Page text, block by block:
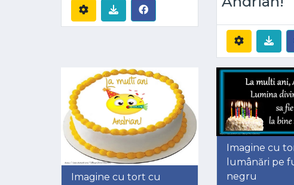
Imagine cu tort cu
Imagine cu
lumânări pe
negru